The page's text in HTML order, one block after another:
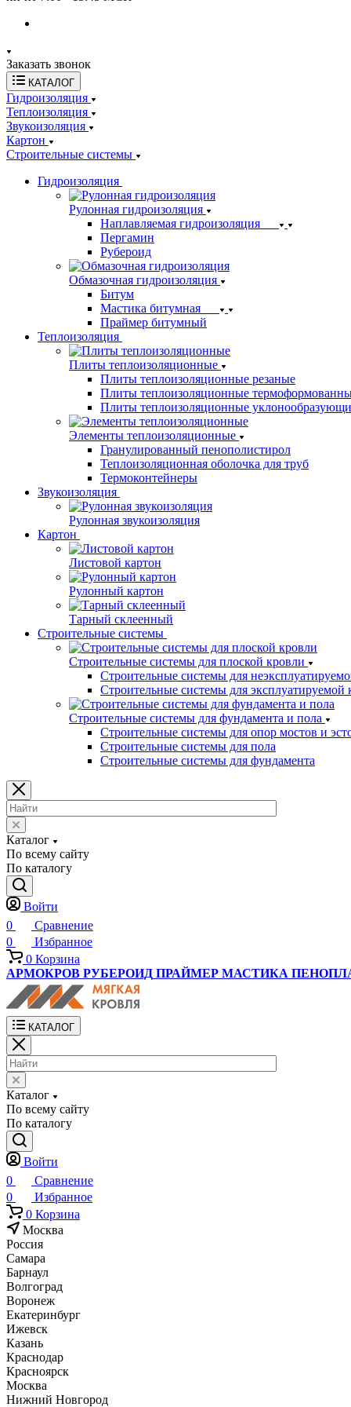
Заказать звонок
КАТАЛОГ
Гидроизоляция
Теплоизоляция
Звукоизоляция
Картон
Строительные системы
Гидроизоляция
Рулонная гидроизоляция
Наплавляемая гидроизоляция
Пергамин
Рубероид
Обмазочная гидроизоляция
Битум
Мастика битумная
Праймер битумный
Теплоизоляция
Плиты теплоизоляционные
Плиты теплоизоляционные резаные
Плиты теплоизоляционные
Плиты теплоизоляционные
Элементы теплоизоляционные
Гранулированный пенополистирол
Теплоизоляционная оболочка для труб
Термоконтейнеры
Звукоизоляция
Рулонная звукоизоляция
Картон
Листовой картон
Рулонный картон
Тарный склеенный
Строительные системы
Строительные системы для плоской кровли
Строительные системы для
Строительные системы для эксплуатируемой
Строительные системы для фундамента и пола
Строительные системы для опор мостов и
Строительные системы для пола
Строительные системы для фундамента
Каталог
По всему сайту
По каталогу
Войти
0
Сравнение
0
Избранное
0 Корзина
АРМОКРОВ РУБЕРОИД ПРАЙМЕР МАСТИКА
КАТАЛОГ
Каталог
По всему сайту
По каталогу
Войти
0
Сравнение
0
Избранное
0 Корзина
Москва
Россия
Самара
Барнаул
Волгоград
Воронеж
Екатеринбург
Ижевск
Казань
Краснодар
Красноярск
Москва
Нижний Новгород